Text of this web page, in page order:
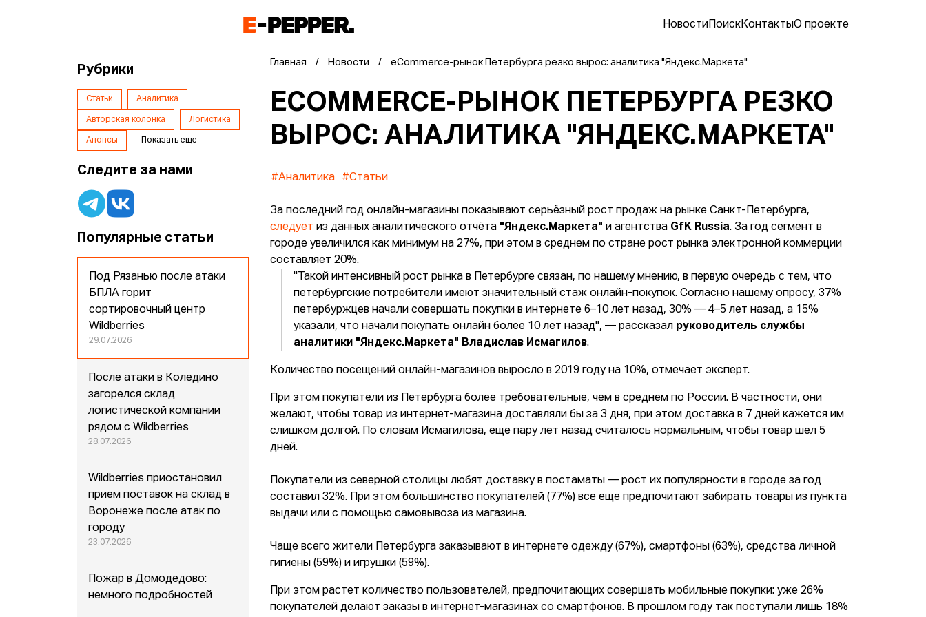
Новости ПоискКонтактыО проекте
Главная Новости eCommerce-рынок Петербурга резко вырос: аналитика "Яндекс.Маркета"
ECOMMERCE-РЫНОК ПЕТЕРБУРГА РЕЗКО
ВЫРОС: АНАЛИТИКА "ЯНДЕКС.МАРКЕТА"
#Аналитика #Статьи
За последний год онлайн-магазины показывают серьёзный рост продаж на рынке Санкт-Петербурга,
следует из данных аналитического отчёта "Яндекс.Маркета"и агентства GfK Russia. За год сегмент в
городе увеличился как минимум на 27%, при этом в среднем по стране рост рынка электронной коммерции
составляет 20%.
"Такой интенсивный рост рынка в Петербурге связан, по нашему мнению, в первую очередь с тем, что
петербургские потребители имеют значительный стаж онлайн-покупок. Согласно нашему опросу, 37%
петербуржцев начали совершать покупки в интернете 6–10 лет назад, 30% — 4–5 лет назад, а 15%
указали, что начали покупать онлайн более 10 лет назад", — рассказал руководитель службы
аналитики "Яндекс.Маркета" Владислав Исмагилов.
Количество посещений онлайн-магазинов выросло в 2019 году на 10%, отмечает эксперт.
При этом покупатели из Петербурга более требовательные, чем в среднем по России. В частности, они
желают, чтобы товар из интернет-магазина доставляли бы за 3 дня, при этом доставка в 7 дней кажется им
слишком долгой. По словам Исмагилова, еще пару лет назад считалось нормальным, чтобы товар шел 5
дней.
Покупатели из северной столицы любят доставку в постаматы — рост их популярности в городе за год
составил 32%. При этом большинство покупателей (77%) все еще предпочитают забирать товары из пункта
выдачи или с помощью самовывоза из магазина.
Чаще всего жители Петербурга заказывают в интернете одежду (67%), смартфоны (63%), средства личной
гигиены (59%) и игрушки (59%).
При этом растет количество пользователей, предпочитающих совершать мобильные покупки: уже 26%
покупателей делают заказы в интернет-магазинах со смартфонов. В прошлом году так поступали лишь 18%
Рубрики
Статьи Аналитика
Авторская колонка Логистика
Анонсы Показать еще
Следите за нами
Популярные статьи
Под Рязанью после атаки
БПЛА горит
сортировочный центр
Wildberries
29.07.2026
После атаки в Коледино
загорелся склад
логистической компании
рядом с Wildberries
28.07.2026
Wildberries приостановил
прием поставок на склад в
Воронеже после атак по
городу
23.07.2026
Пожар в Домодедово:
немного подробностей